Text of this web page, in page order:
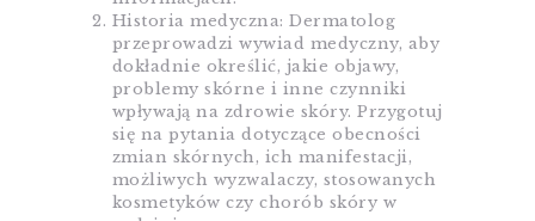
Historia medyczna: Dermatolog
przeprowadzi wywiad medyczny, aby
dokładnie określić, jakie objawy,
problemy skórne i inne czynniki
wpływają na zdrowie skóry. Przygotuj
się na pytania dotyczące obecności
zmian skórnych, ich manifestacji,
możliwych wyzwalaczy, stosowanych
kosmetyków czy chorób skóry w